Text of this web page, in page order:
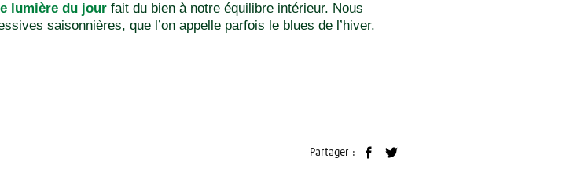
lumière du jourfait du bien à notre équilibre intérieur. Nous
saisonnières, que l’on appelle parfois le blues de l’hiver.
Partager :